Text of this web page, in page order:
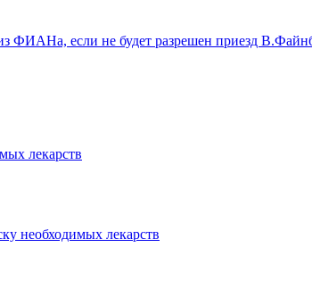
ФИАНа, если не будет разрешен приезд
лекарств
необходимых лекарств